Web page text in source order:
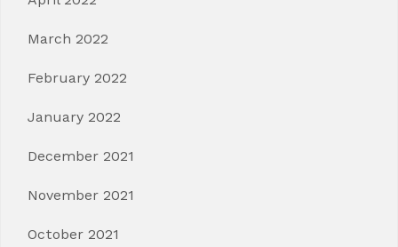
March 2022
February 2022
January 2022
December 2021
November 2021
October 2021